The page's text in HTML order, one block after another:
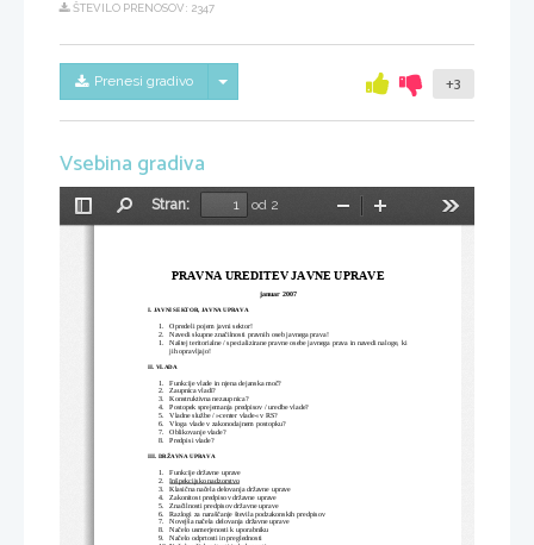
ŠTEVILO PRENOSOV: 2347
Prenesi gradivo Skrij/prikaži meni +3
Vsebina gradiva
Preklopi
Stran:
od 2
Pomanjšaj
PRAVNA UREDITEV JAVNE UPRAVE
januar 2007
I. JAVNI SEKTOR, JAVNA UPRAVA
1.
Opredeli pojem javni sektor!
2.
Navedi skupne značilnosti pravnih oseb javnega prava!
1.
Naštej teritorialne / specializirane pravne osebe javnega prava in navedi naloge, ki
jih opravljajo!
II. VLADA
1.
Funkcije vlade in njena dejanska moč?
2.
Zaupnica vladi?
3.
Konstruktivna nezaupnica?
4.
Postopek sprejemanja predpisov / uredbe vlade?
5.
Vladne službe / »center vlade« v RS?
6.
Vloga vlade v zakonodajnem postopku?
7.
Oblikovanje vlade?
8.
Predpisi vlade?
III. DRŽAVNA UPRAVA
1.
Funkcije državne uprave
2.
Inšpekcijsko nadzorstvo
3.
Klasična načela delovanja državne uprave
4.
Zakonitost predpisov državne uprave
5.
Značilnosti predpisov državne uprave
6.
Razlogi za naraščanje števila podzakonskih predpisov
7.
Novejša načela delovanja državne uprave
8.
Načelo usmerjenosti k uporabniku
9.
Načelo odprtosti in preglednosti